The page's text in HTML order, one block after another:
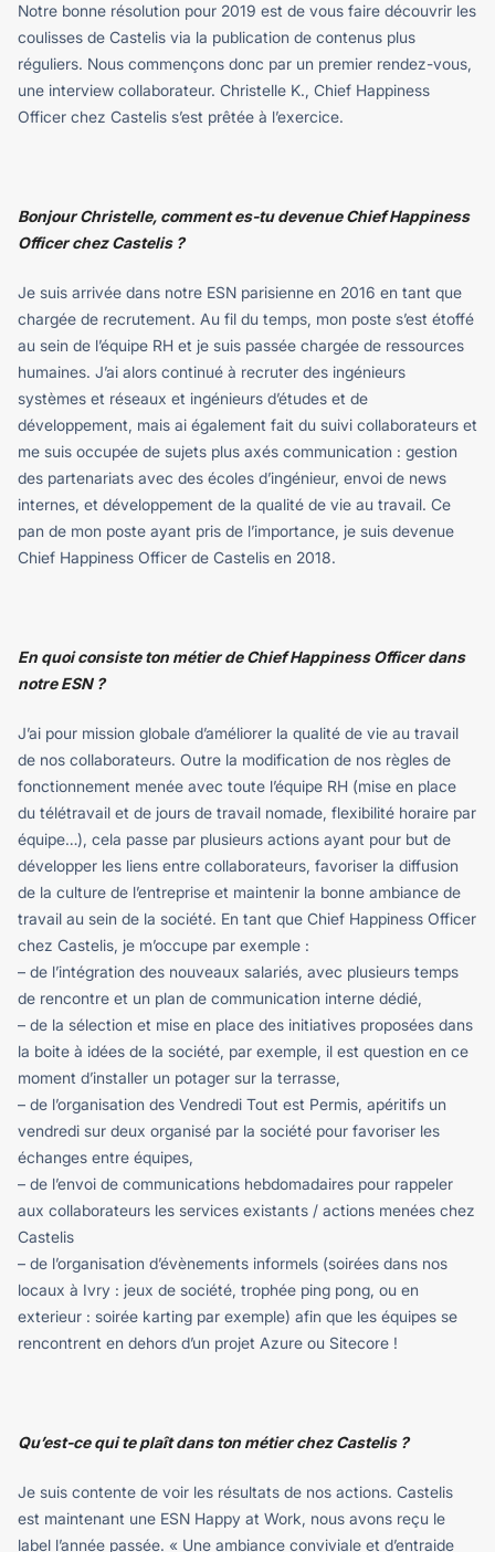
Notre bonne résolution pour 2019 est de vous faire découvrir les
coulisses de Castelis via la publication de contenus plus
réguliers. Nous commençons donc par un premier rendez-vous,
une interview collaborateur. Christelle K., Chief Happiness
Officer chez Castelis s’est prêtée à l’exercice.
Bonjour Christelle, comment es-tu devenue Chief Happiness
Officer chez Castelis ?
Je suis arrivée dans notre ESN parisienne en 2016 en tant que
chargée de recrutement. Au fil du temps, mon poste s’est étoffé
au sein de l’équipe RH et je suis passée chargée de ressources
humaines. J’ai alors continué à recruter des ingénieurs
systèmes et réseaux et ingénieurs d’études et de
développement, mais ai également fait du suivi collaborateurs et
me suis occupée de sujets plus axés communication : gestion
des partenariats avec des écoles d’ingénieur, envoi de news
internes, et développement de la qualité de vie au travail. Ce
pan de mon poste ayant pris de l’importance, je suis devenue
Chief Happiness Officer de Castelis en 2018.
En quoi consiste ton métier de Chief Happiness Officer dans
notre ESN ?
J’ai pour mission globale d’améliorer la qualité de vie au travail
de nos collaborateurs. Outre la modification de nos règles de
fonctionnement menée avec toute l’équipe RH (mise en place
du télétravail et de jours de travail nomade, flexibilité horaire par
équipe…), cela passe par plusieurs actions ayant pour but de
développer les liens entre collaborateurs, favoriser la diffusion
de la culture de l’entreprise et maintenir la bonne ambiance de
travail au sein de la société. En tant que Chief Happiness Officer
chez Castelis, je m’occupe par exemple :
– de l’intégration des nouveaux salariés, avec plusieurs temps
de rencontre et un plan de communication interne dédié,
– de la sélection et mise en place des initiatives proposées dans
la boite à idées de la société, par exemple, il est question en ce
moment d’installer un potager sur la terrasse,
– de l’organisation des Vendredi Tout est Permis, apéritifs un
vendredi sur deux organisé par la société pour favoriser les
échanges entre équipes,
– de l’envoi de communications hebdomadaires pour rappeler
aux collaborateurs les services existants / actions menées chez
Castelis
– de l’organisation d’évènements informels (soirées dans nos
locaux à Ivry : jeux de société, trophée ping pong, ou en
exterieur : soirée karting par exemple) afin que les équipes se
rencontrent en dehors d’un projet Azure ou Sitecore !
Qu’est-ce qui te plaît dans ton métier chez Castelis ?
Je suis contente de voir les résultats de nos actions. Castelis
est maintenant une ESN Happy at Work, nous avons reçu le
label l’année passée. « Une ambiance conviviale et d’entraide